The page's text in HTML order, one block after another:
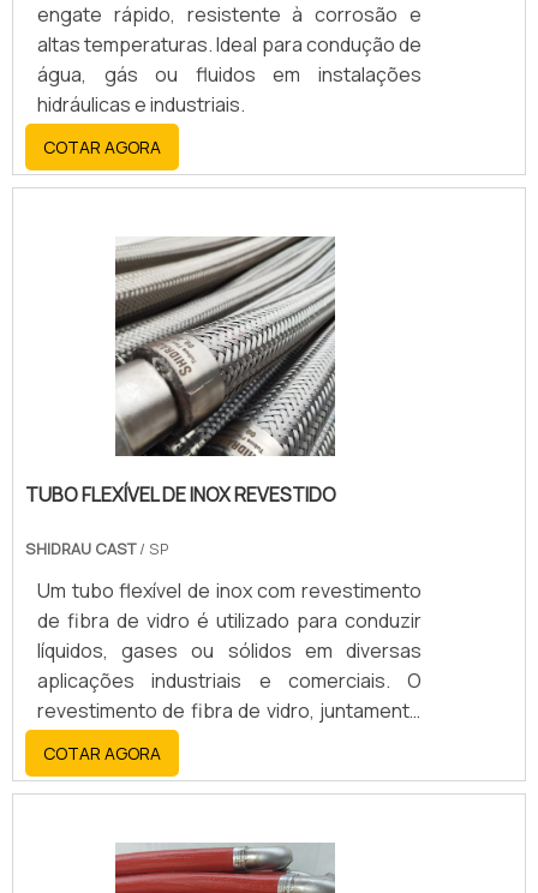
engate rápido, resistente à corrosão e
altas temperaturas. Ideal para condução de
água, gás ou fluidos em instalações
hidráulicas e industriais.
COTAR AGORA
TUBO FLEXÍVEL DE INOX REVESTIDO
SHIDRAU CAST/ SP
Um tubo flexível de inox com revestimento
de fibra de vidro é utilizado para conduzir
líquidos, gases ou sólidos em diversas
aplicações industriais e comerciais. O
revestimento de fibra de vidro, juntamente
com o aço inoxidável, oferece alta
resistência, durabilidade, flexibilidade e
resistência a altas temperaturas, corrosão
COTAR AGORA